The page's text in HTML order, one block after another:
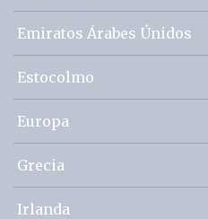
Emiratos Árabes Únidos
Estocolmo
Europa
Grecia
Irlanda